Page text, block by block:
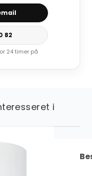
82
24 timer på
i